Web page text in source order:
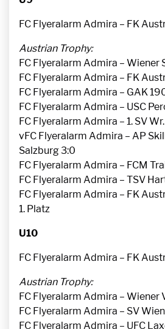
FC Flyeralarm Admira – FK
Austrian Trophy:
FC Flyeralarm Admira – Wiener
FC Flyeralarm Admira – FK
FC Flyeralarm Admira – GAK
FC Flyeralarm Admira – USC
FC Flyeralarm Admira – 1. SV
vFC Flyeralarm Admira – AP
Salzburg 3:0
FC Flyeralarm Admira – FCM
FC Flyeralarm Admira – TSV
FC Flyeralarm Admira – FK
1. Platz
U10
FC Flyeralarm Admira – FK
Austrian Trophy:
FC Flyeralarm Admira – Wiener
FC Flyeralarm Admira – SV
FC Flyeralarm Admira – UFC